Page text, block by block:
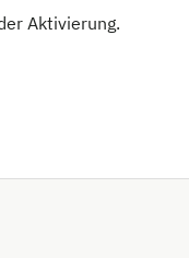
Aktivierung.